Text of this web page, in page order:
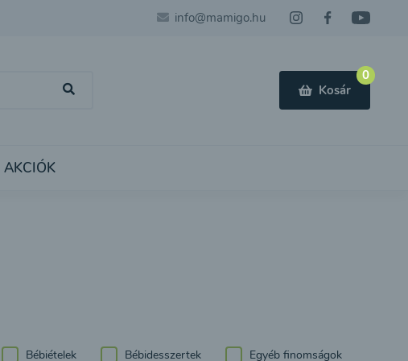
info@mamigo.hu
0
Kosár
AKCIÓK
Bébiételek Bébidesszertek Egyéb finomságok